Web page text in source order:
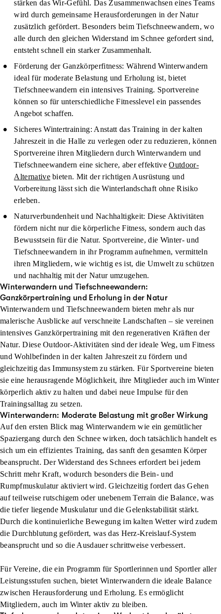
stärken das Wir-Gefühl. Das Zusammenwachsen eines Teams
wird durch gemeinsame Herausforderungen in der Natur
zusätzlich gefördert. Besonders beim Tiefschneewandern, wo
alle durch den gleichen Widerstand im Schnee gefordert sind,
entsteht schnell ein starker Zusammenhalt.
Förderung der Ganzkörperfitness: Während Winterwandern
ideal für moderate Belastung und Erholung ist, bietet
Tiefschneewandern ein intensives Training. Sportvereine
können so für unterschiedliche Fitnesslevel ein passendes
Angebot schaffen.
Sicheres Wintertraining: Anstatt das Training in der kalten
Jahreszeit in die Halle zu verlegen oder zu reduzieren, können
Sportvereine ihren Mitgliedern durch Winterwandern und
Tiefschneewandern eine sichere, aber effektiveOutdoor-
Alternativebieten. Mit der richtigen Ausrüstung und
Vorbereitung lässt sich die Winterlandschaft ohne Risiko
erleben.
Naturverbundenheit und Nachhaltigkeit: Diese Aktivitäten
fördern nicht nur die körperliche Fitness, sondern auch das
Bewusstsein für die Natur. Sportvereine, die Winter- und
Tiefschneewandern in ihr Programm aufnehmen, vermitteln
ihren Mitgliedern, wie wichtig es ist, die Umwelt zu schützen
und nachhaltig mit der Natur umzugehen.
Winterwandern und Tiefschneewandern:
Ganzkörpertraining und Erholung in der Natur
Winterwandern und Tiefschneewandern bieten mehr als nur
malerische Ausblicke auf verschneite Landschaften – sie vereinen
intensives Ganzkörpertraining mit den regenerativen Kräften der
Natur. Diese Outdoor-Aktivitäten sind der ideale Weg, um Fitness
und Wohlbefinden in der kalten Jahreszeit zu fördern und
gleichzeitig das Immunsystem zu stärken. Für Sportvereine bieten
sie eine herausragende Möglichkeit, ihre Mitglieder auch im Winter
körperlich aktiv zu halten und dabei neue Impulse für den
Trainingsalltag zu setzen.
Winterwandern: Moderate Belastung mit großer Wirkung
Auf den ersten Blick mag Winterwandern wie ein gemütlicher
Spaziergang durch den Schnee wirken, doch tatsächlich handelt es
sich um ein effizientes Training, das sanft den gesamten Körper
beansprucht. Der Widerstand des Schnees erfordert bei jedem
Schritt mehr Kraft, wodurch besonders die Bein- und
Rumpfmuskulatur aktiviert wird. Gleichzeitig fordert das Gehen
auf teilweise rutschigem oder unebenem Terrain die Balance, was
die tiefer liegende Muskulatur und die Gelenkstabilität stärkt.
Durch die kontinuierliche Bewegung im kalten Wetter wird zudem
die Durchblutung gefördert, was das Herz-Kreislauf-System
beansprucht und so die Ausdauer schrittweise verbessert.
Für Vereine, die ein Programm für Sportlerinnen und Sportler aller
Leistungsstufen suchen, bietet Winterwandern die ideale Balance
zwischen Herausforderung und Erholung. Es ermöglicht
Mitgliedern, auch im Winter aktiv zu bleiben.